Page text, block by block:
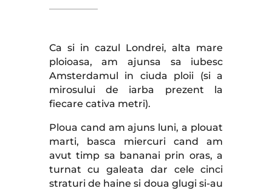
Ca si in cazul Londrei, alta mare
ploioasa, am ajunsa sa iubesc
Amsterdamul in ciuda ploii (si a
mirosului de iarba prezent la
fiecare cativa metri).
Ploua cand am ajuns luni, a plouat
marti, basca miercuri cand am
avut timp sa bananai prin oras, a
turnat cu galeata dar cele cinci
straturi de haine si doua glugi si-au